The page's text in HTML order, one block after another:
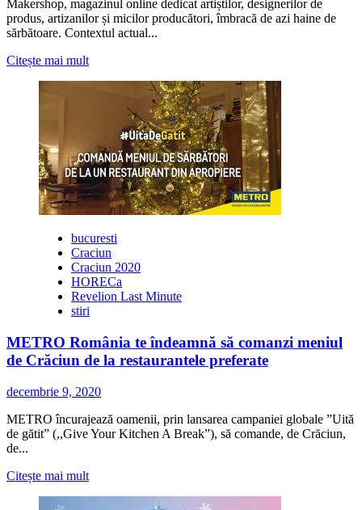
Makershop, magazinul online dedicat artiștilor, designerilor de
produs, artizanilor și micilor producători, îmbracă de azi haine de
sărbătoare. Contextul actual...
Citește mai multCitește
Christmas
Maker
Fair
–
Târgul
online
de
Crăciun
unde
designerii,
artizanii
autohtoni
și
micii
producători
pot
vinde
bucuresti
Craciun
Craciun 2020
HORECa
Revelion Last Minute
stiri
METRO România te îndeamnă să comanzi meniul
de Crăciun de la restaurantele preferate
decembrie 9, 2020
METRO încurajează oamenii, prin lansarea campaniei globale ”Uită
de gătit” (,,Give Your Kitchen A Break”), să comande, de Crăciun,
de...
Citește mai multCitește